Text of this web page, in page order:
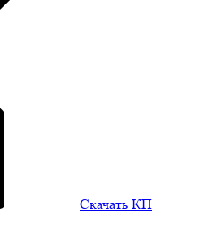
Скачать КП